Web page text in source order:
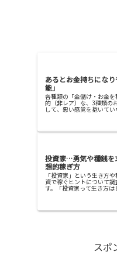
あるとお金持ちにな
能」
各種類の「金儲け・お金
的（非レア）な、3種類の
して、悪い感覚を抱いて
い行為」「欲深いので罪
投資家…勇気や種銭を
想的稼ぎ方
「投資家」という生き方
資で稼ぐヒントについて
す。「投資家って生き方
見投資って、・将来（自
スポ